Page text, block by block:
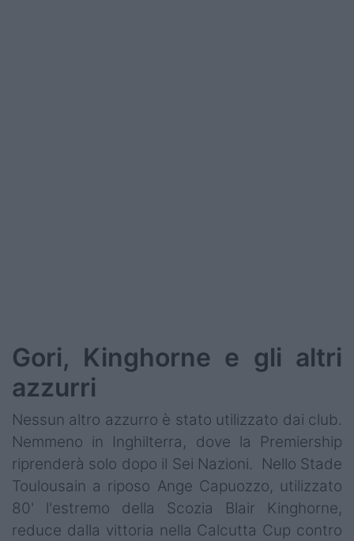
Gori, Kinghorne e gli altri
azzurri
Nessun altro azzurro è stato utilizzato dai club.
Nemmeno in Inghilterra, dove la Premiership
riprenderà solo dopo il Sei Nazioni. Nello Stade
Toulousain a riposo Ange Capuozzo, utilizzato
80' l'estremo della Scozia Blair Kinghorne,
reduce dalla vittoria nella Calcutta Cup contro